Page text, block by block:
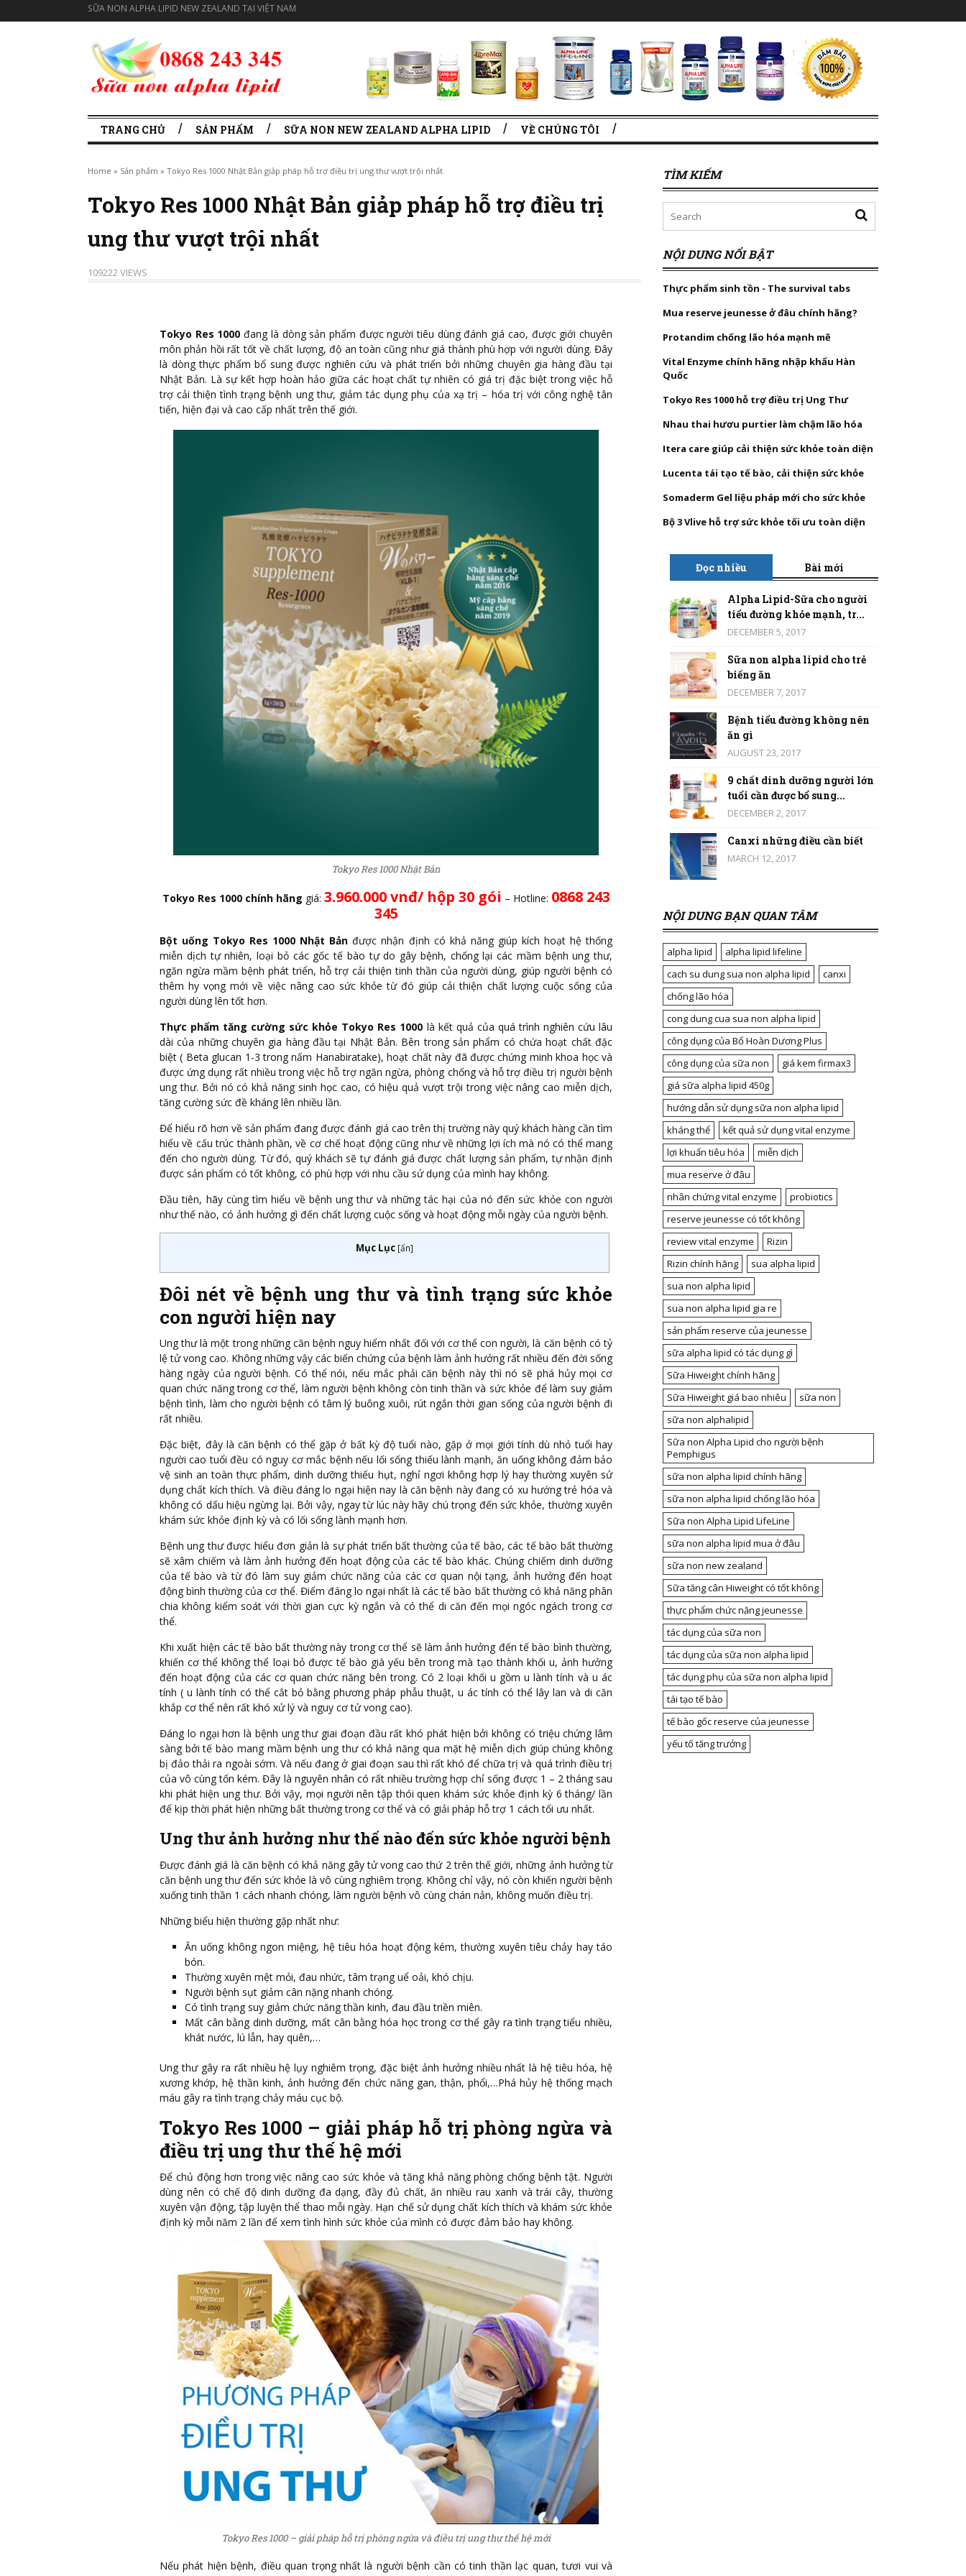
SỮA NON ALPHA LIPID NEW ZEALAND TẠI VIỆT NAM
TRANG CHỦ SẢN PHẨM SỮA NON NEW ZEALAND ALPHA LIPID VỀ CHÚNG TÔI
Home » Sản phẩm » Tokyo Res 1000 Nhật Bản giảp pháp hỗ trợ điều trị ung thư vượt trội nhất
Tokyo Res 1000 Nhật Bản giảp pháp hỗ trợ điều trị
ung thư vượt trội nhất
109222 VIEWS
Tokyo Res 1000 đang là dòng sản phẩm được người tiêu dùng đánh giá cao, được giới chuyên
môn phản hồi rất tốt về chất lượng, độ an toàn cũng như giá thành phù hợp với người dùng. Đây
là dòng thực phẩm bổ sung được nghiên cứu và phát triển bởi những chuyên gia hàng đầu tại
Nhật Bản. Là sự kết hợp hoàn hảo giữa các hoạt chất tự nhiên có giá trị đặc biệt trong việc hỗ
trợ cải thiện tình trạng bệnh ung thư, giảm tác dụng phụ của xạ trị – hóa trị với công nghệ tân
tiến, hiện đại và cao cấp nhất trên thế giới.
Tokyo Res 1000 Nhật Bản
Tokyo Res 1000 chính hãng giá: 3.960.000 vnđ/ hộp 30 gói – Hotline: 0868 243
345
Bột uống Tokyo Res 1000 Nhật Bản được nhận định có khả năng giúp kích hoạt hệ thống
miễn dịch tự nhiên, loại bỏ các gốc tế bào tự do gây bệnh, chống lại các mầm bệnh ung thư,
ngăn ngừa mầm bệnh phát triển, hỗ trợ cải thiện tinh thần của người dùng, giúp người bệnh có
thêm hy vọng mới về việc nâng cao sức khỏe từ đó giúp cải thiện chất lượng cuộc sống của
người dùng lên tốt hơn.
Thực phẩm tăng cường sức khỏe Tokyo Res 1000 là kết quả của quá trình nghiên cứu lâu
dài của những chuyên gia hàng đầu tại Nhật Bản. Bên trong sản phẩm có chứa hoạt chất đặc
biệt ( Beta glucan 1-3 trong nấm Hanabiratake), hoạt chất này đã được chứng minh khoa học và
được ứng dụng rất nhiều trong việc hỗ trợ ngăn ngừa, phòng chống và hỗ trợ điều trị người bệnh
ung thư. Bởi nó có khả năng sinh học cao, có hiệu quả vượt trội trong việc nâng cao miễn dịch,
tăng cường sức đề kháng lên nhiều lần.
Để hiểu rõ hơn về sản phẩm đang được đánh giá cao trên thị trường này quý khách hàng cần tìm
hiểu về cấu trúc thành phần, về cơ chế hoạt động cũng như về những lợi ích mà nó có thể mang
đến cho người dùng. Từ đó, quý khách sẽ tự đánh giá được chất lượng sản phẩm, tự nhận định
được sản phẩm có tốt không, có phù hợp với nhu cầu sử dụng của mình hay không.
Đầu tiên, hãy cùng tìm hiểu về bệnh ung thư và những tác hại của nó đến sức khỏe con người
như thế nào, có ảnh hưởng gì đến chất lượng cuộc sống và hoạt động mỗi ngày của người bệnh.
Mục Lục [ẩn]
Đôi nét về bệnh ung thư và tình trạng sức khỏe
con người hiện nay
Ung thư là một trong những căn bệnh nguy hiểm nhất đối với cơ thể con người, là căn bệnh có tỷ
lệ tử vong cao. Không những vậy các biến chứng của bệnh làm ảnh hưởng rất nhiều đến đời sống
hàng ngày của người bệnh. Có thể nói, nếu mắc phải căn bệnh này thì nó sẽ phá hủy mọi cơ
quan chức năng trong cơ thể, làm người bệnh không còn tinh thần và sức khỏe để làm suy giảm
bệnh tình, làm cho người bệnh có tâm lý buông xuôi, rút ngắn thời gian sống của người bệnh đi
rất nhiều.
Đặc biệt, đây là căn bệnh có thể gặp ở bất kỳ độ tuổi nào, gặp ở mọi giới tính dù nhỏ tuổi hay
người cao tuổi đều có nguy cơ mắc bệnh nếu lối sống thiếu lành mạnh, ăn uống không đảm bảo
vệ sinh an toàn thực phẩm, dinh dưỡng thiếu hụt, nghỉ ngơi không hợp lý hay thường xuyên sử
dụng chất kích thích. Và điều đáng lo ngại hiện nay là căn bệnh này đang có xu hướng trẻ hóa và
không có dấu hiệu ngừng lại. Bởi vậy, ngay từ lúc này hãy chú trọng đến sức khỏe, thường xuyên
khám sức khỏe định kỳ và có lối sống lành mạnh hơn.
Bệnh ung thư được hiểu đơn giản là sự phát triển bất thường của tế bào, các tế bào bất thường
sẽ xâm chiếm và làm ảnh hưởng đến hoạt động của các tế bào khác. Chúng chiếm dinh dưỡng
của tế bào và từ đó làm suy giảm chức năng của các cơ quan nội tạng, ảnh hưởng đến hoạt
động bình thường của cơ thể. Điểm đáng lo ngại nhất là các tế bào bất thường có khả năng phân
chia không kiểm soát với thời gian cực kỳ ngắn và có thể di căn đến mọi ngóc ngách trong cơ
thể.
Khi xuất hiện các tế bào bất thường này trong cơ thể sẽ làm ảnh hưởng đến tế bào bình thường,
khiến cơ thể không thể loại bỏ được tế bào già yếu bên trong mà tạo thành khối u, ảnh hưởng
đến hoạt động của các cơ quan chức năng bên trong. Có 2 loại khối u gồm u lành tính và u ác
tính ( u lành tính có thể cắt bỏ bằng phương pháp phẫu thuật, u ác tính có thể lây lan và di căn
khắp cơ thể nên rất khó xử lý và nguy cơ tử vong cao).
Đáng lo ngại hơn là bệnh ung thư giai đoạn đầu rất khó phát hiện bởi không có triệu chứng lâm
sàng bởi tế bào mang mầm bệnh ung thư có khả năng qua mặt hệ miễn dịch giúp chúng không
bị đảo thải ra ngoài sớm. Và nếu đang ở giai đoạn sau thì rất khó để chữa trị và quá trình điều trị
của vô cùng tốn kém. Đây là nguyên nhân có rất nhiều trường hợp chỉ sống được 1 – 2 tháng sau
khi phát hiện ung thư. Bởi vậy, mọi người nên tập thói quen khám sức khỏe định kỳ 6 tháng/ lần
để kịp thời phát hiện những bất thường trong cơ thể và có giải pháp hỗ trợ 1 cách tối ưu nhất.
Ung thư ảnh hưởng như thế nào đến sức khỏe người bệnh
Được đánh giá là căn bệnh có khả năng gây tử vong cao thứ 2 trên thế giới, những ảnh hưởng từ
căn bệnh ung thư đến sức khỏe là vô cùng nghiêm trọng. Không chỉ vậy, nó còn khiến người bệnh
xuống tinh thần 1 cách nhanh chóng, làm người bệnh vô cùng chán nản, không muốn điều trị.
Những biểu hiện thường gặp nhất như:
Ăn uống không ngon miệng, hệ tiêu hóa hoạt động kém, thường xuyên tiêu chảy hay táo
bón.
Thường xuyên mệt mỏi, đau nhức, tâm trạng uể oải, khó chịu.
Người bệnh sụt giảm cân nặng nhanh chóng.
Có tình trạng suy giảm chức năng thần kinh, đau đầu triền miên.
Mất cân bằng dinh dưỡng, mất cân bằng hóa học trong cơ thể gây ra tình trạng tiểu nhiều,
khát nước, lú lẫn, hay quên,…
Ung thư gây ra rất nhiều hệ lụy nghiêm trọng, đặc biệt ảnh hưởng nhiều nhất là hệ tiêu hóa, hệ
xương khớp, hệ thần kinh, ảnh hưởng đến chức năng gan, thận, phổi,…Phá hủy hệ thống mạch
máu gây ra tình trạng chảy máu cục bộ.
Tokyo Res 1000 – giải pháp hỗ trị phòng ngừa và
điều trị ung thư thế hệ mới
Để chủ động hơn trong việc nâng cao sức khỏe và tăng khả năng phòng chống bệnh tật. Người
dùng nên có chế độ dinh dưỡng đa dạng, đầy đủ chất, ăn nhiều rau xanh và trái cây, thường
xuyên vận động, tập luyện thể thao mỗi ngày. Hạn chế sử dụng chất kích thích và khám sức khỏe
định kỳ mỗi năm 2 lần để xem tình hình sức khỏe của mình có được đảm bảo hay không.
Tokyo Res 1000 – giải pháp hỗ trị phòng ngừa và điều trị ung thư thế hệ mới
Nếu phát hiện bệnh, điều quan trọng nhất là người bệnh cần có tinh thần lạc quan, tươi vui và
TÌM KIẾM
NỘI DUNG NỔI BẬT
Thực phẩm sinh tồn - The survival tabs
Mua reserve jeunesse ở đâu chính hãng?
Protandim chống lão hóa mạnh mẽ
Vital Enzyme chính hãng nhập khẩu Hàn
Quốc
Tokyo Res 1000 hỗ trợ điều trị Ung Thư
Nhau thai hươu purtier làm chậm lão hóa
Itera care giúp cải thiện sức khỏe toàn diện
Lucenta tái tạo tế bào, cải thiện sức khỏe
Somaderm Gel liệu pháp mới cho sức khỏe
Bộ 3 Vlive hỗ trợ sức khỏe tối ưu toàn diện
Đọc nhiều Bài mới
Alpha Lipid-Sữa cho người
tiểu đường khỏe mạnh, tr...
DECEMBER 5, 2017
Sữa non alpha lipid cho trẻ
biếng ăn
DECEMBER 7, 2017
Bệnh tiểu đường không nên
ăn gì
AUGUST 23, 2017
9 chất dinh dưỡng người lớn
tuổi cần được bổ sung...
DECEMBER 2, 2017
Canxi những điều cần biết
MARCH 12, 2017
NỘI DUNG BẠN QUAN TÂM
alpha lipid
alpha lipid lifeline
cach su dung sua non alpha lipid
canxi
chống lão hóa
cong dung cua sua non alpha lipid
công dụng của Bổ Hoàn Dương Plus
công dụng của sữa non
giá kem firmax3
giá sữa alpha lipid 450g
hướng dẫn sử dụng sữa non alpha lipid
kháng thể
kết quả sử dụng vital enzyme
lợi khuẩn tiêu hóa
miễn dịch
mua reserve ở đâu
nhân chứng vital enzyme
probiotics
reserve jeunesse có tốt không
review vital enzyme
Rizin
Rizin chính hãng
sua alpha lipid
sua non alpha lipid
sua non alpha lipid gia re
sản phẩm reserve của jeunesse
sữa alpha lipid có tác dụng gì
Sữa Hiweight chính hãng
Sữa Hiweight giá bao nhiêu
sữa non
sữa non alphalipid
Sữa non Alpha Lipid cho người bệnh
Pemphigus
sữa non alpha lipid chính hãng
sữa non alpha lipid chống lão hóa
Sữa non Alpha Lipid LifeLine
sữa non alpha lipid mua ở đâu
sữa non new zealand
Sữa tăng cân Hiweight có tốt không
thực phẩm chức năng jeunesse
tác dụng của sữa non
tác dụng của sữa non alpha lipid
tác dụng phụ của sữa non alpha lipid
tái tạo tế bào
tế bào gốc reserve của jeunesse
yếu tố tăng trưởng